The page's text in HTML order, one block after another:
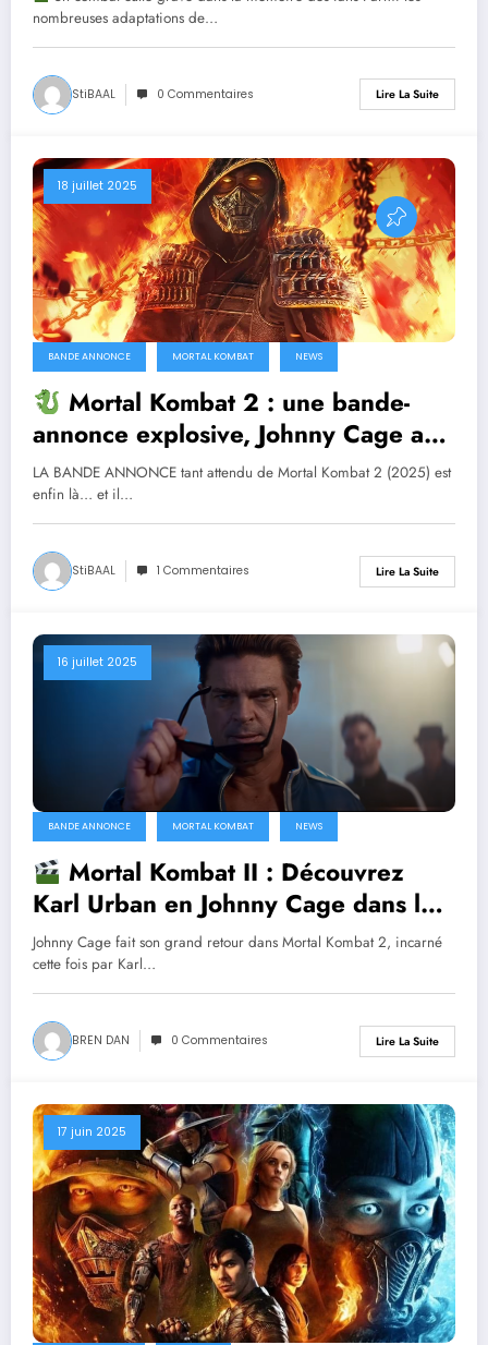
nombreuses adaptations de…
StiBAAL 0 Commentaires Lire La Suite
18 juillet 2025
BANDE ANNONCE MORTAL KOMBAT NEWS
Mortal Kombat 2 : une bande-
annonce explosive, Johnny Cage au
centre du chaos ! [TRAILER]
LA BANDE ANNONCE tant attendu de Mortal Kombat 2 (2025) est
enfin là… et il…
StiBAAL 1 Commentaires Lire La Suite
16 juillet 2025
BANDE ANNONCE MORTAL KOMBAT NEWS
Mortal Kombat II : Découvrez
Karl Urban en Johnny Cage dans le
teaser « Uncaged Fury »
Johnny Cage fait son grand retour dans Mortal Kombat 2, incarné
cette fois par Karl…
BREN DAN 0 Commentaires Lire La Suite
17 juin 2025